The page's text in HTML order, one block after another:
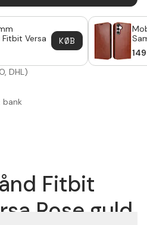
Versa
KØB
149
DHL)
bank
Fitbit
Rose guld